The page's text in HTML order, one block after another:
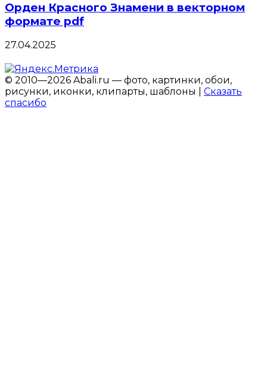
Орден Красного Знамени в векторном
формате pdf
27.04.2025
© 2010—2026 Abali.ru — фото, картинки, обои,
рисунки, иконки, клипарты, шаблоны | Сказать
спасибо